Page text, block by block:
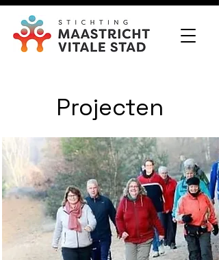
Projecten